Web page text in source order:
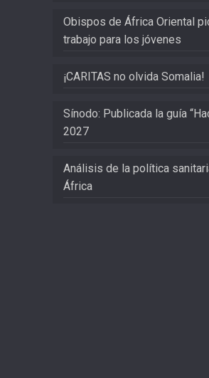
Obispos de África Oriental
trabajo para los jóvenes
¡CARITAS no olvida Somalia!
Sínodo: Publicada la guía
2027
Análisis de la política
África